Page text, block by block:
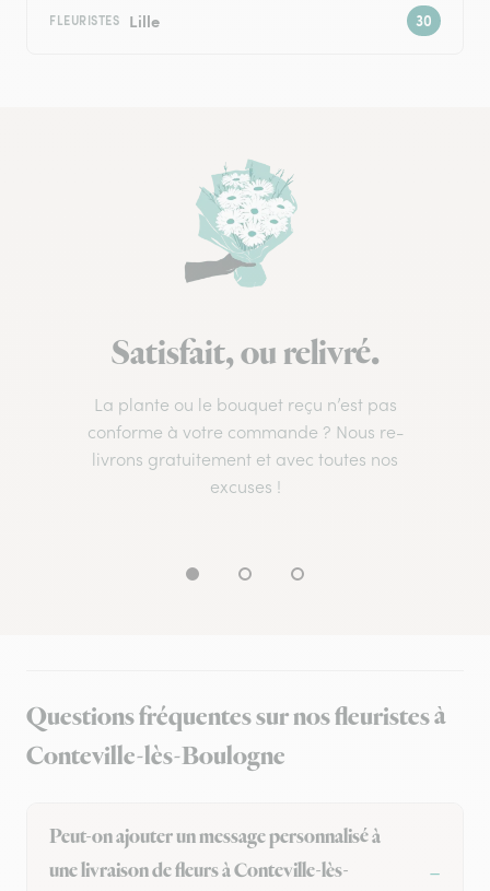
FLEURISTES Lille
Satisfait, ou relivré.
La plante ou le bouquet reçu n’est pas
conforme à votre commande ? Nous re-
livrons gratuitement et avec toutes nos
excuses !
Questions fréquentes sur nos fleuristes à
Conteville-lès-Boulogne
Peut-on ajouter un message personnalisé à
une livraison de fleurs à Conteville-lès-